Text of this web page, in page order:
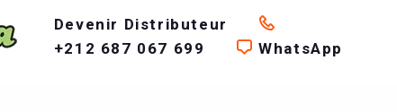
Devenir Distributeur
+212 687 067 699
WhatsApp